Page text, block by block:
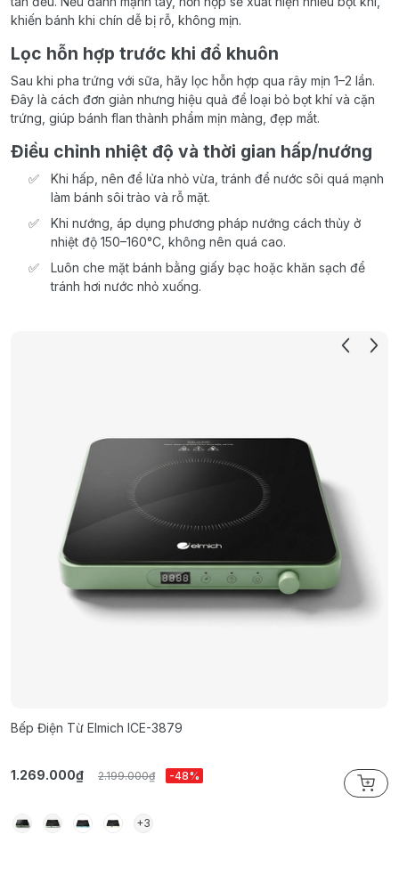
khiến bánh khi chín dễ bị rỗ, không mịn.
Lọc hỗn hợp trước khi đổ khuôn
Sau khi pha trứng với sữa, hãy lọc hỗn hợp qua rây mịn 1–2 lần.
Đây là cách đơn giản nhưng hiệu quả để loại bỏ bọt khí và cặn
trứng, giúp bánh flan thành phẩm mịn màng, đẹp mắt.
Điều chỉnh nhiệt độ và thời gian hấp/nướng
Khi hấp, nên để lửa nhỏ vừa, tránh để nước sôi quá mạnh
làm bánh sôi trào và rỗ mặt.
Khi nướng, áp dụng phương pháp nướng cách thủy ở
nhiệt độ 150–160°C, không nên quá cao.
Luôn che mặt bánh bằng giấy bạc hoặc khăn sạch để
tránh hơi nước nhỏ xuống.
Bếp Điện Từ Elmich ICE-3879
1.269.000₫ 2.199.000₫ -48%
+3